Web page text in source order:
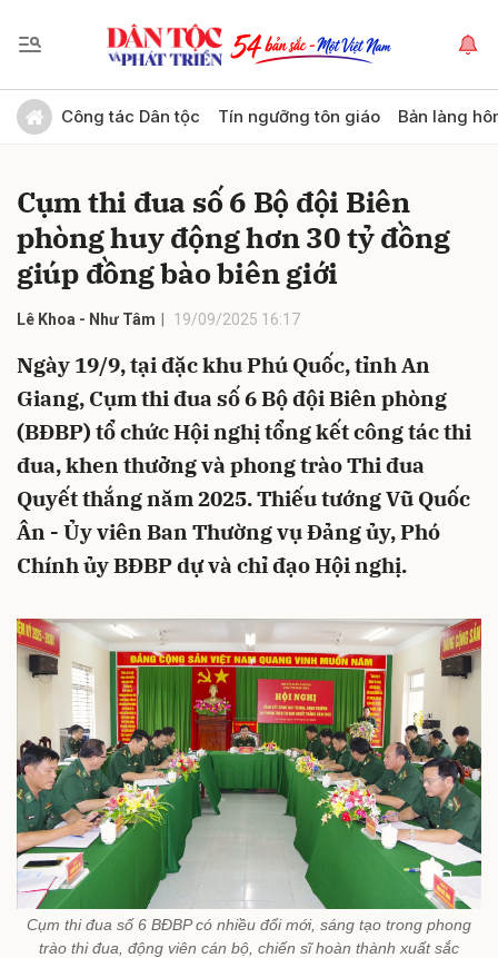
Công tác Dân tộc Tín ngưỡng tôn giáo Bản làng
Cụm thi đua số 6 Bộ đội Biên
phòng huy động hơn 30 tỷ đồng
giúp đồng bào biên giới
Lê Khoa - Như Tâm 19/09/2025 16:17
Ngày 19/9, tại đặc khu Phú Quốc, tỉnh An
Giang, Cụm thi đua số 6 Bộ đội Biên phòng
(BĐBP) tổ chức Hội nghị tổng kết công tác thi
đua, khen thưởng và phong trào Thi đua
Quyết thắng năm 2025. Thiếu tướng Vũ Quốc
Ân - Ủy viên Ban Thường vụ Đảng ủy, Phó
Chính ủy BĐBP dự và chỉ đạo Hội nghị.
Cụm thi đua số 6 BĐBP có nhiều đổi mới, sáng tạo trong phong
trào thi đua, động viên cán bộ, chiến sĩ hoàn thành xuất sắc
Gửi bình luận